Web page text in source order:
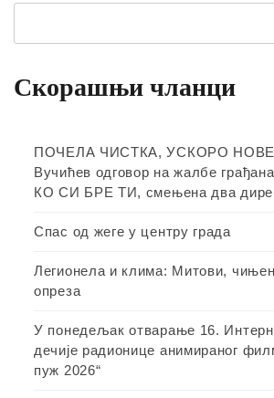
Скорашњи чланци
ПОЧЕЛА ЧИСТКА, УСКОРО
Вучићев одговор на жалбе
КО СИ БРЕ ТИ, смењена два
Спас од жеге у центру града
Легионела и клима: Митови,
опреза
У понедељак отварање 16.
дечије радионице анимираног
пуж 2026“